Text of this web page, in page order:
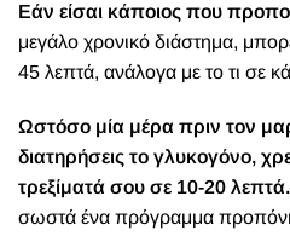
Εάν είσαι κάποιος που
μεγάλο χρονικό διάστημα,
45 λεπτά, ανάλογα με το τι σε
Ωστόσο μία μέρα πριν τον
διατηρήσεις το γλυκογόνο,
τρεξίματά σου σε 10-20 λεπτά.
σωστά ένα πρόγραμμα